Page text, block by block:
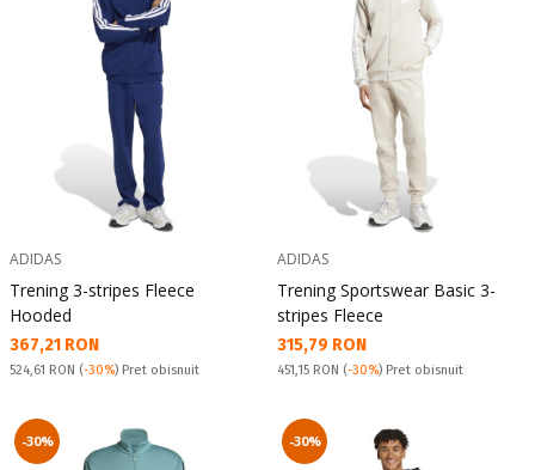
ADIDAS
Trening 3-stripes Fleece
Hooded
Текуща цена:
367,21 RON
Pret obisnuit:
524,61 RON (-30%) Pret obisnuit
ADIDAS
Trening Sportswear Basic 3-
stripes Fleece
Текуща цена:
315,79 RON
Pret obisnuit:
451,15 RON (-30%) Pret obisnuit
-30% -30%